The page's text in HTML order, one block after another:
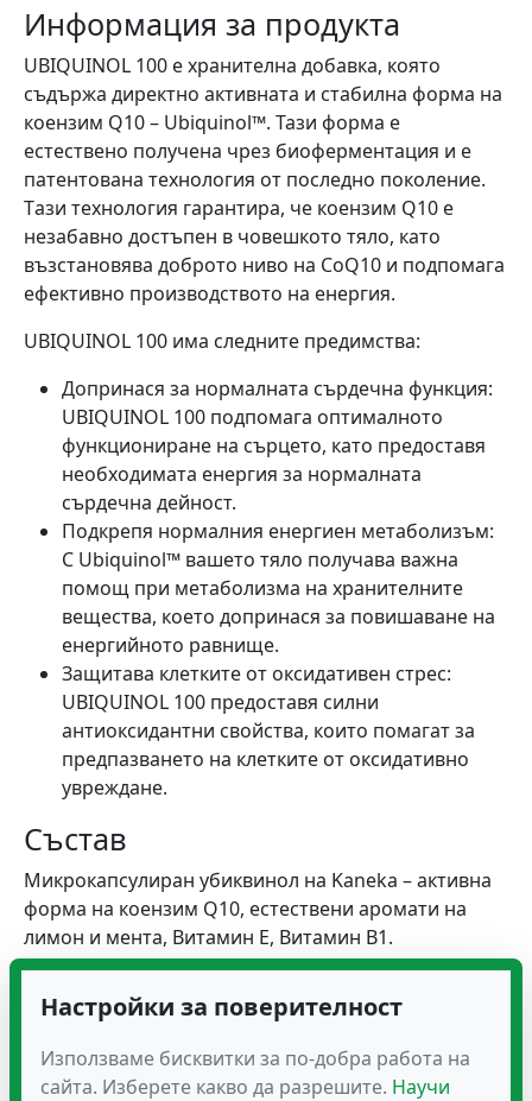
Информация за продукта
UBIQUINOL 100 е хранителна добавка, която
съдържа директно активната и стабилна форма на
коензим Q10 – Ubiquinol™. Тази форма е
естествено получена чрез биоферментация и е
патентована технология от последно поколение.
Tази технология гарантира, че коензим Q10 е
незабавно достъпен в човешкото тяло, като
възстановява доброто ниво на CoQ10 и подпомага
ефективно производството на енергия.
UBIQUINOL 100 има следните предимства:
Допринася за нормалната сърдечна функция:
UBIQUINOL 100 подпомага оптималното
функциониране на сърцето, като предоставя
необходимата енергия за нормалната
сърдечна дейност.
Подкрепя нормалния енергиен метаболизъм:
С Ubiquinol™ вашето тяло получава важна
помощ при метаболизма на хранителните
вещества, което допринася за повишаване на
енергийното равнище.
Защитава клетките от оксидативен стрес:
UBIQUINOL 100 предоставя силни
антиоксидантни свойства, които помагат за
предпазването на клетките от оксидативно
увреждане.
Състав
Микрокапсулиран убиквинол на Kaneka – активна
форма на коензим Q10, естествени аромати на
лимон и мента, Витамин Е, Витамин В1.
(1,5 g):
Настройки за поверителност
Използваме бисквитки за по-добра работа на
сайта. Изберете какво да разрешите. Научи